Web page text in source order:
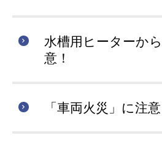
水槽用ヒーターか
意！
「車両火災」に注意